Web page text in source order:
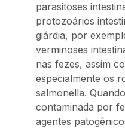
parasitoses
protozoários
giárdia, por
verminoses
nas fezes, assim
especialmente os
salmonella.
contaminada por
agentes